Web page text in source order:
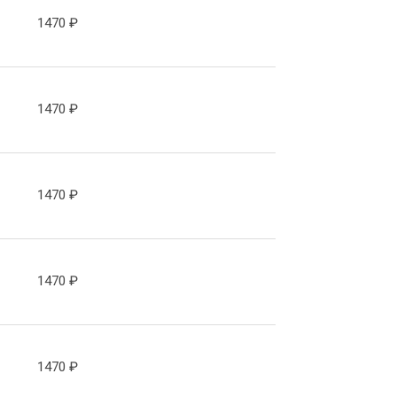
1470 ₽
1470 ₽
1470 ₽
1470 ₽
1470 ₽